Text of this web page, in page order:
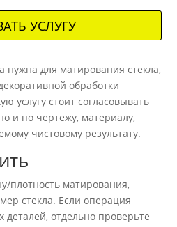
УСЛУГУ
нужна для матирования стекла,
обработки
услугу стоит согласовывать
и по чертежу, материалу,
чистовому результату.
плотность матирования,
стекла. Если операция
деталей, отдельно проверьте